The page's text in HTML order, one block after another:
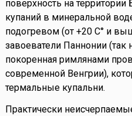
поверхность на
купаний в минеральной
подогревом (от +20 С° и
завоеватели Паннонии
покоренная римлянами
современной Венгрии),
термальные купальни.
Практически